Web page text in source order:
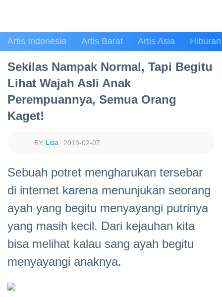
Artis Indonesia Artis Barat Artis Asia Hiburan
Sekilas Nampak Normal, Tapi Begitu
Lihat Wajah Asli Anak
Perempuannya, Semua Orang
Kaget!
Lisa 2019-02-07
Sebuah potret mengharukan tersebar
di internet karena menunjukan seorang
ayah yang begitu menyayangi putrinya
yang masih kecil. Dari kejauhan kita
bisa melihat kalau sang ayah begitu
menyayangi anaknya.